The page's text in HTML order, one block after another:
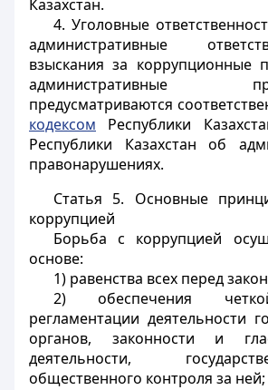
Казахстан.
4. Уголовные
административные
взыскания за коррупционные
административные
предусматриваются
кодексом Республики
Республики Казахстан об
правонарушениях.
Статья 5. Основные
коррупцией
Борьба с коррупцией
основе:
1) равенства всех перед
2) обеспечения
регламентации деятельности
органов, законности и
деятельности,
общественного контроля за ней;